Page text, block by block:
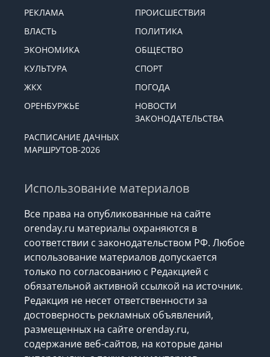
РЕКЛАМА
ПРОИСШЕСТВИЯ
ВЛАСТЬ
ПОЛИТИКА
ЭКОНОМИКА
ОБЩЕСТВО
КУЛЬТУРА
СПОРТ
ЖКХ
ПОГОДА
ОРЕНБУРЖЬЕ
НОВОСТИ
ЗАКОНОДАТЕЛЬСТВА
РАСПИСАНИЕ ДАЧНЫХ
МАРШРУТОВ-2026
Использование материалов
Все права на опубликованные на сайте
orenday.ru материалы охраняются в
соответствии с законодательством РФ. Любое
использование материалов допускается
только по согласованию с Редакцией с
обязательной активной ссылкой на источник.
Редакция не несет ответственности за
достоверность рекламных объявлений,
размещенных на сайте orenday.ru,
содержание веб-сайтов, на которые даны